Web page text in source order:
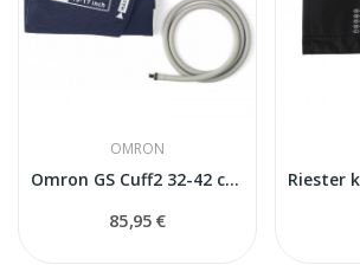
OMRON
Omron GS Cuff2 32-42 cm manšete
85,95 €